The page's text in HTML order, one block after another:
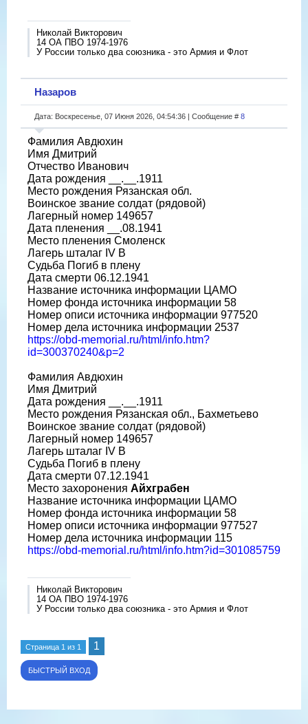
Николай Викторович
14 ОА ПВО 1974-1976
У России только два союзника - это Армия и Флот
Назаров
Дата: Воскресенье, 07 Июня 2026, 04:54:36 | Сообщение # 8
Фамилия Авдюхин
Имя Дмитрий
Отчество Иванович
Дата рождения __.__.1911
Место рождения Рязанская обл.
Воинское звание солдат (рядовой)
Лагерный номер 149657
Дата пленения __.08.1941
Место пленения Смоленск
Лагерь шталаг IV B
Судьба Погиб в плену
Дата смерти 06.12.1941
Название источника информации ЦАМО
Номер фонда источника информации 58
Номер описи источника информации 977520
Номер дела источника информации 2537
https://obd-memorial.ru/html/info.htm?
id=300370240&p=2
Фамилия Авдюхин
Имя Дмитрий
Дата рождения __.__.1911
Место рождения Рязанская обл., Бахметьево
Воинское звание солдат (рядовой)
Лагерный номер 149657
Лагерь шталаг IV B
Судьба Погиб в плену
Дата смерти 07.12.1941
Место захоронения Айхграбен
Название источника информации ЦАМО
Номер фонда источника информации 58
Номер описи источника информации 977527
Номер дела источника информации 115
https://obd-memorial.ru/html/info.htm?id=301085759
Николай Викторович
14 ОА ПВО 1974-1976
У России только два союзника - это Армия и Флот
Страница 1 из 1 1